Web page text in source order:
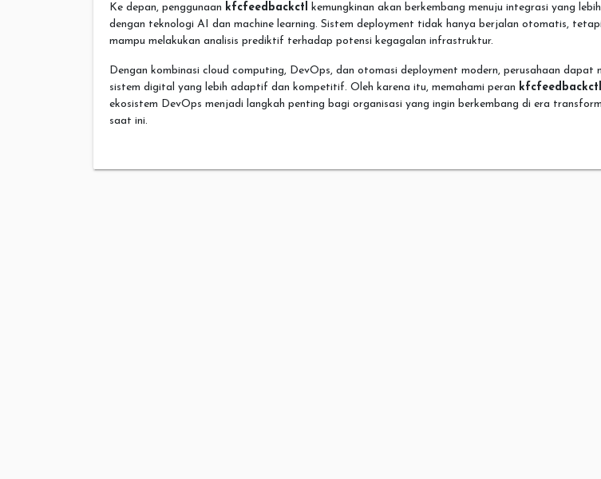
Ke depan, penggunaan kfcfeedbackctl
kemungkinan akan berkembang menuju integrasi yang
dengan teknologi AI dan machine learning. Sistem deployment tidak hanya berjalan otomatis,
mampu melakukan analisis prediktif terhadap potensi kegagalan infrastruktur.
Dengan kombinasi cloud computing, DevOps, dan otomasi deployment modern, perusahaan dapat
sistem digital yang lebih adaptif dan kompetitif. Oleh karena itu, memahami peran kfcfeedbackctl
ekosistem DevOps menjadi langkah penting bagi organisasi yang ingin berkembang di era
saat ini.